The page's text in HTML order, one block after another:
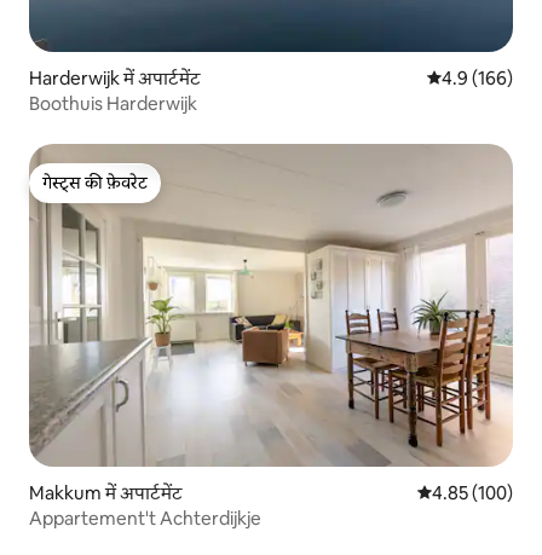
Harderwijk में अपार्टमेंट औसत रेटिंग 5 में
4.9 (166)
Boothuis Harderwijk
गेस्ट्स की फ़ेवरेट
गेस्ट्स की फ़ेवरेट
Makkum में अपार्टमेंट औसत रेटिंग 5 में से
4.85 (100)
Appartement't Achterdijkje